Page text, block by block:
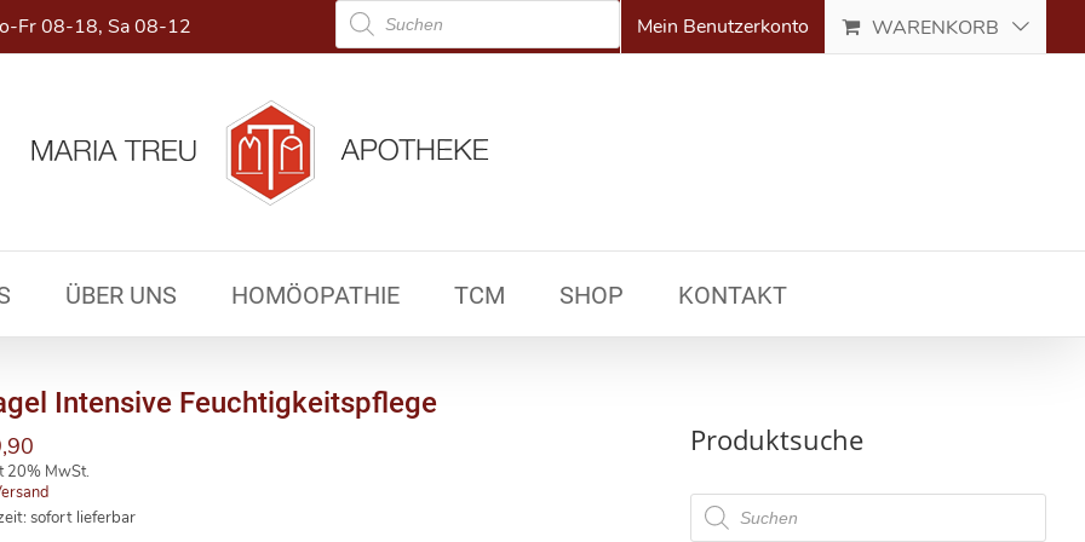
Fr 08-18, Sa 08-12
Products
search Mein Benutzerkonto WARENKORB
ÜBER UNS HOMÖOPATHIE TCM SHOP KONTAKT
Intensive Feuchtigkeitspflege
20% MwSt.
sofort lieferbar
Produktsuche
Products
search